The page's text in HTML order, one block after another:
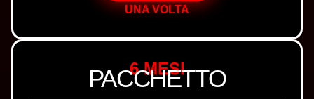
UNA VOLTA
6 MESI
PACCHETTO